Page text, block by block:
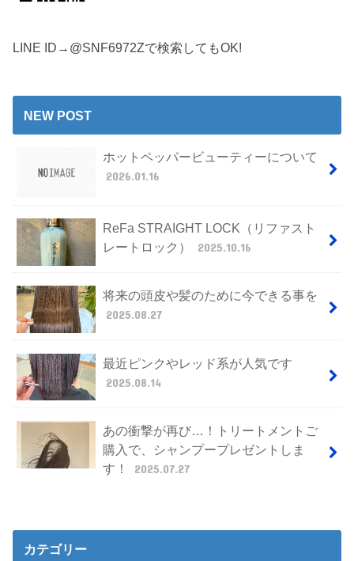
LINE ID→@SNF6972Zで検索してもOK!
NEW POST
ホットペッパービューティーについて
2026.01.16
ReFa STRAIGHT LOCK（リファスト
レートロック）
2025.10.16
将来の頭皮や髪のために今できる事を
2025.08.27
最近ピンクやレッド系が人気です
2025.08.14
あの衝撃が再び…！トリートメントご
購入で、シャンプープレゼントしま
す！
2025.07.27
カテゴリー